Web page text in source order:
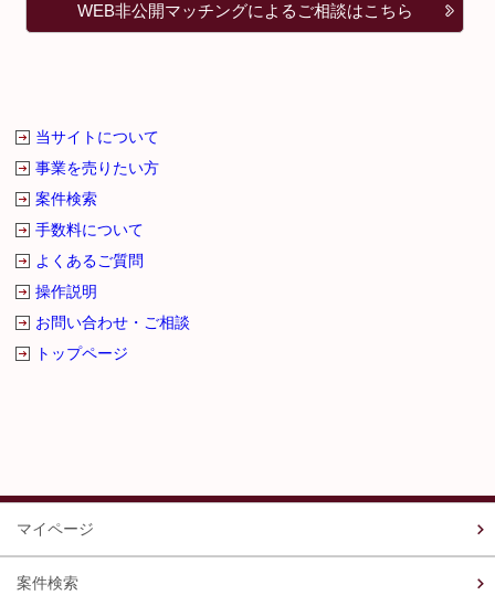
WEB非公開マッチングによるご相談はこちら
当サイトについて
事業を売りたい方
案件検索
手数料について
よくあるご質問
操作説明
お問い合わせ・ご相談
トップページ
マイページ
案件検索